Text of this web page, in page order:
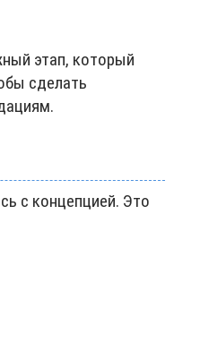
этап, который
сделать
с концепцией. Это